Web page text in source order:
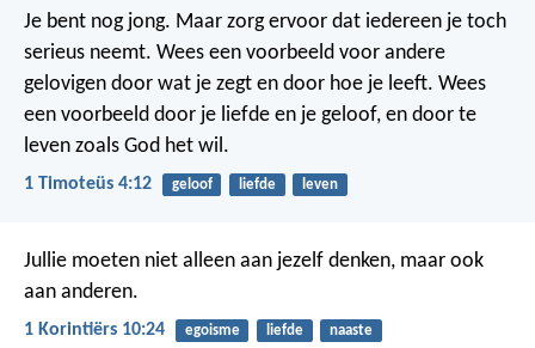
Je bent nog jong. Maar zorg ervoor dat iedereen je toch
serieus neemt. Wees een voorbeeld voor andere
gelovigen door wat je zegt en door hoe je leeft. Wees
een voorbeeld door je liefde en je geloof, en door te
leven zoals God het wil.
1 Timoteüs 4:12 geloof liefde leven
Jullie moeten niet alleen aan jezelf denken, maar ook
aan anderen.
1 Korintiërs 10:24 egoisme liefde naaste